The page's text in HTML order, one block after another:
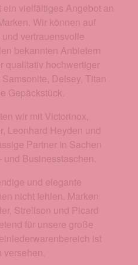
ein vielfältiges Angebot an
Wir können auf
vertrauensvolle
bekannten Anbietern
qualitativ hochwertiger
Delsey, Titan
Gepäckstück.
wir mit Victorinox,
Leonhard Heyden und
Partner in Sachen
und Businesstaschen.
und elegante
nicht fehlen. Marken
Strellson und Picard
für unsere große
ist
versehen.